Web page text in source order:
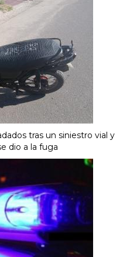
tras un siniestro vial y
dio a la fuga